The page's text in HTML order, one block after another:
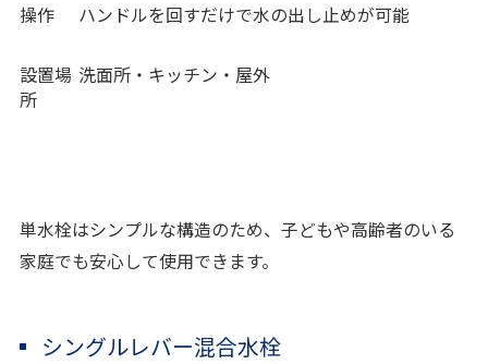
操作 ハンドルを回すだけで水の出し止めが可能
設置場
所
洗面所・キッチン・屋外
単水栓はシンプルな構造のため、子どもや高齢者のいる
家庭でも安心して使用できます。
シングルレバー混合水栓